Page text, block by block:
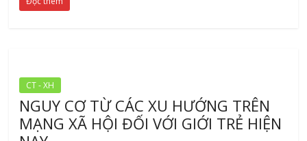
CT - XH
NGUY CƠ TỪ CÁC XU HƯỚNG TRÊN
MẠNG XÃ HỘI ĐỐI VỚI GIỚI TRẺ HIỆN